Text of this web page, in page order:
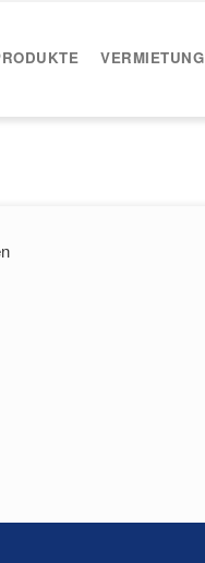
VERMIETUNG